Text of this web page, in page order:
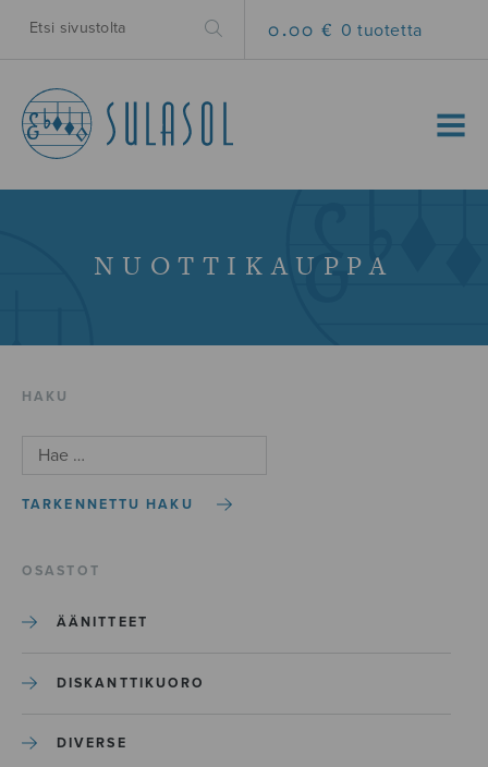
0.00 € 0 tuotetta
MENU
NUOTTIKAUPPA
HAKU
TARKENNETTU HAKU
OSASTOT
ÄÄNITTEET
DISKANTTIKUORO
DIVERSE